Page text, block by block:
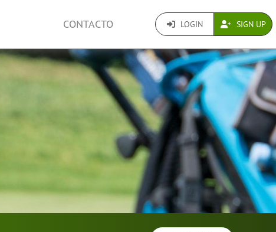
CONTACTO LOGIN SIGN UP